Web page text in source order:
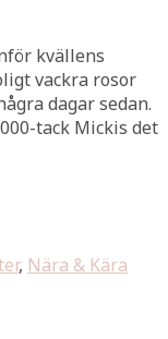
kvällens
vackra rosor
dagar sedan.
tack Mickis det
, Nära & Kära